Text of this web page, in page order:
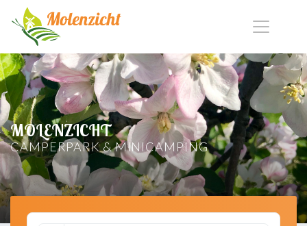
MOLENZICHT
CAMPERPARK & MINICAMPING